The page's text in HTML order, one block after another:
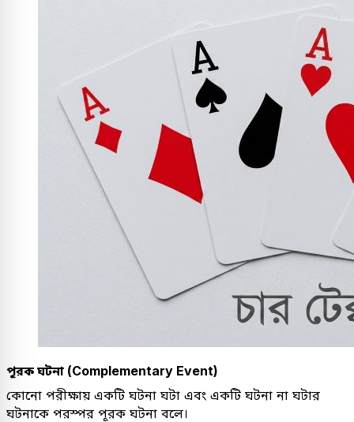
পূরক ঘটনা (Complementary Event)
কোনো পরীক্ষায় একটি ঘটনা ঘটা এবং একটি ঘটনা না ঘটার
ঘটনাকে পরস্পর পূরক ঘটনা বলে।